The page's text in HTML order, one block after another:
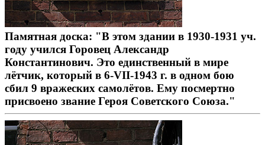
Памятная доска: "В этом здании в 1930-1931 уч.
году учился Горовец Александр
Константинович. Это единственный в мире
лётчик, который в 6-VII-1943 г. в одном бою
сбил 9 вражеских самолётов. Ему посмертно
присвоено звание Героя Советского Союза."